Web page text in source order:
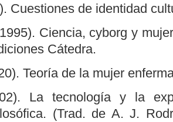
Cuestiones de identidad
Ciencia, cyborg y
Cátedra.
Teoría de la mujer
La tecnología y la
(Trad. de A. J.